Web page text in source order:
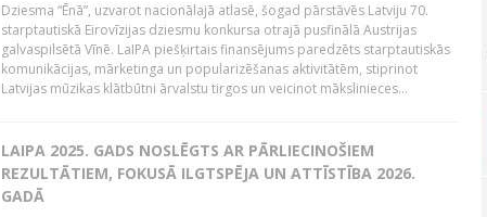
Dziesma “Ēnā”, uzvarot nacionālajā atlasē, šogad pārstāvēs Latviju 70.
starptautiskā Eirovīzijas dziesmu konkursa otrajā pusfinālā Austrijas
galvaspilsētā Vīnē. LaIPA piešķirtais finansējums paredzēts starptautiskās
komunikācijas, mārketinga un popularizēšanas aktivitātēm, stiprinot
Latvijas mūzikas klātbūtni ārvalstu tirgos un veicinot mākslinieces...
LAIPA 2025. GADS NOSLĒGTS AR PĀRLIECINOŠIEM
REZULTĀTIEM, FOKUSĀ ILGTSPĒJA UN ATTĪSTĪBA 2026.
GADĀ